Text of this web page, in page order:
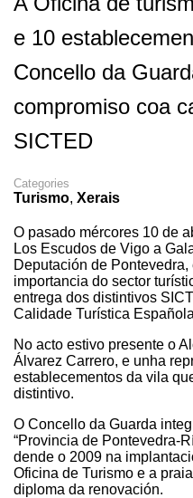
e 10
Concello da
compromiso coa
SICTED
Categories
Turismo, Xerais
O pasado mércores 10 de
Los Escudos de Vigo a
Deputación de
importancia do sector
entrega dos distintivos
Calidade Turística
No acto estivo presente o
Álvarez Carrero, e unha
establecementos da vila
distintivo.
O Concello da Guarda
“Provincia de Pontevedra-
dende o 2009 na
Oficina de Turismo e a
diploma da renovación.